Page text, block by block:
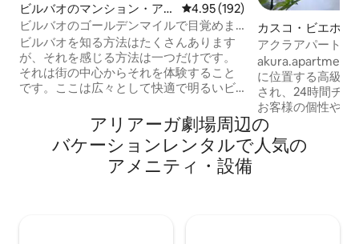
ビルバオのマンション・アパ
ート
レビュー192件、5つ星中4.95つ
4.95 (192)
ビルバオのゴールデンマイルで目覚めま
しょう
ビルバオを知る方法はたくさんあります
が、それを感じる方法は一つだけです。
それは街の中心からそれを体験すること
です。ここは広々として快適で明るいビ
が、それはすでに写真でご覧いただいて
います。だから、あなたが知らないかも
しれないことをお伝えしたいと思いま
なバーの1つであるラ・ビーニャ・デル・
カスコ・ビエホの
ン・アパート
アクラアパートメ
akura.apartment
に位置する高級な
され、24時間チ
お客様の個性や、
仰に関係なく、
様のための場所
的義務を遵守しています
アリアーガ劇場⁠周⁠辺⁠の
バ⁠ケ⁠ー⁠シ⁠ョ⁠ン⁠レ⁠ン⁠タ⁠ル⁠で人⁠気⁠の
ア⁠メ⁠ニ⁠テ⁠ィ⁠・⁠設⁠備